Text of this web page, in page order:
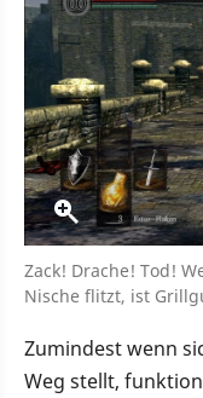
Zack! Drache! Tod!
Nische flitzt, ist
Zumindest wenn
Weg stellt,